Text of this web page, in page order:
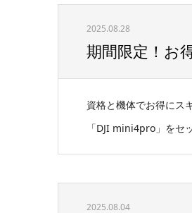
2025.08.28
期間限定！お
資格と機体でお得にス
「DJI mini4pro」をセ
2025.08.04